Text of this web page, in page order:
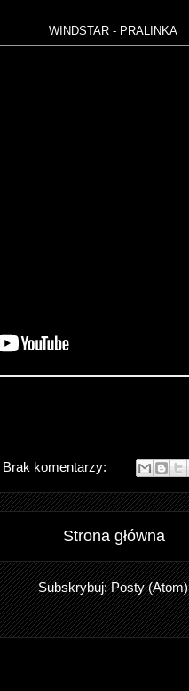
WINDSTAR - PRALINKA
Brak komentarzy:
Strona główna
Subskrybuj:Posty (Atom)